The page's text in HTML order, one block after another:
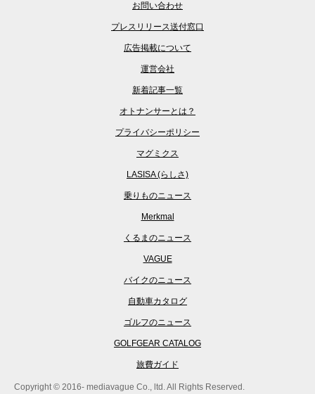
お問い合わせ
プレスリリース送付窓口
広告掲載について
運営会社
新着記事一覧
オトナンサーとは？
プライバシーポリシー
マグミクス
LASISA (らしさ)
乗りものニュース
Merkmal
くるまのニュース
VAGUE
バイクのニュース
自動車カタログ
ゴルフのニュース
GOLFGEAR CATALOG
旅費ガイド
Copyright © 2016- mediavague Co., ltd. All Rights Reserved.